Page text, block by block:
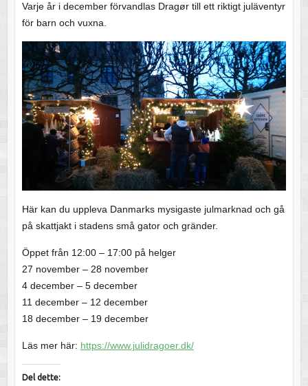
Varje år i december förvandlas Dragør till ett riktigt juläventyr
för barn och vuxna.
Här kan du uppleva Danmarks mysigaste julmarknad och gå
på skattjakt i stadens små gator och gränder.
Öppet från 12:00 – 17:00 på helger
27 november – 28 november
4 december – 5 december
11 december – 12 december
18 december – 19 december
Läs mer här: https://www.julidragoer.dk/
Del dette: